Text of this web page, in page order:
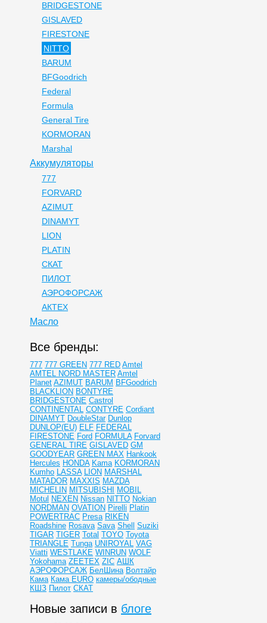
BRIDGESTONE
GISLAVED
FIRESTONE
NITTO
BARUM
BFGoodrich
Federal
Formula
General Tire
KORMORAN
Marshal
Аккумуляторы
777
FORVARD
AZIMUT
DINAMYT
LION
PLATIN
СКАТ
ПИЛОТ
АЭРОФОРСАЖ
АКТЕХ
Масло
Все бренды:
777 777 GREEN 777 RED Amtel
AMTEL NORD MASTER Amtel
Planet AZIMUT BARUM BFGoodrich
BLACKLION BONTYRE
BRIDGESTONE Castrol
CONTINENTAL CONTYRE Cordiant
DINAMYT DoubleStar Dunlop
DUNLOP(EU) ELF FEDERAL
FIRESTONE Ford FORMULA Forvard
GENERAL TIRE GISLAVED GM
GOODYEAR GREEN MAX Hankook
Hercules HONDA Kama KORMORAN
Kumho LASSA LION MARSHAL
MATADOR MAXXIS MAZDA
MICHELIN MITSUBISHI MOBIL
Motul NEXEN Nissan NITTO Nokian
NORDMAN OVATION Pirelli Platin
POWERTRAC Presa RIKEN
Roadshine Rosava Sava Shell Suziki
TIGAR TIGER Total TOYO Toyota
TRIANGLE Tunga UNIROYAL VAG
Viatti WESTLAKE WINRUN WOLF
Yokohama ZEETEX ZIC АШК
АЭРОФОРСАЖ БелШина Волтайр
Кама Кама EURO камеры/ободные
КШЗ Пилот СКАТ
Новые записи в блоге